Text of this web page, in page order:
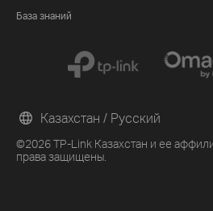
База знаний
©2026 TP-Link Казахстан и ее
права защищены.
Казахстан / Русский